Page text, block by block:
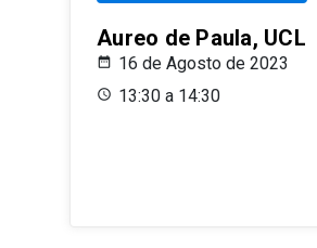
Aureo de Paula, UCL
16 de Agosto de 2023
13:30 a 14:30